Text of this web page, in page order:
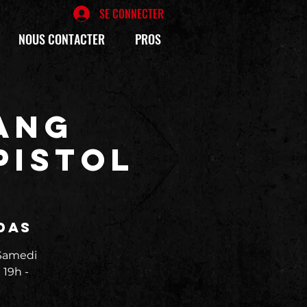
SE CONNECTER
NOUS CONTACTER PROS
-